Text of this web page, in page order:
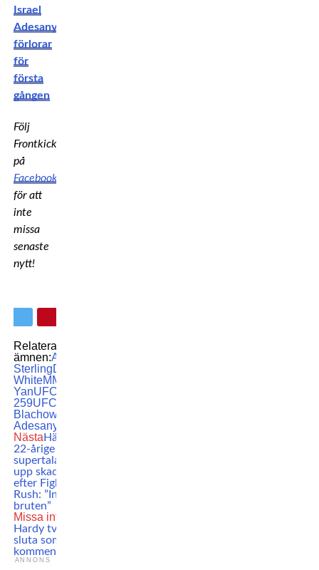
Israel
Adesanya
förlorar
för
första
gången
Följ
Frontkick.online
på
Facebook
för att
inte
missa
senaste
nytt!
Relaterade
ämnen:Aljamain
SterlingDana
WhiteMMA
YanUFC
259UFC 259:
Blachowicz vs.
Adesanya
Nästa Här visar
22-årige
supertalangen
upp skadan –
efter Fight Club
Rush: ”Inte
bruten”
Missa inte
Hardy tvingas
sluta som UFC-
kommentator
ANNONS